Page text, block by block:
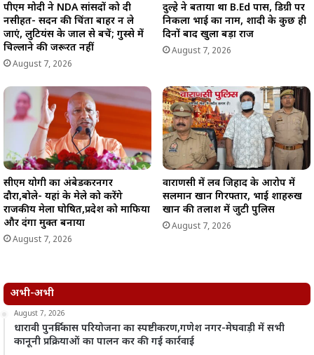
पीएम मोदी ने NDA सांसदों को दी
नसीहत- सदन की चिंता बाहर न ले
जाएं, लुटियंस के जाल से बचें; गुस्से में
चिल्लाने की जरूरत नहीं
August 7, 2026
दुल्हे ने बताया था B.Ed पास, डिग्री पर
निकला भाई का नाम, शादी के कुछ ही
दिनों बाद खुला बड़ा राज
August 7, 2026
सीएम योगी का अंबेडकरनगर
दौरा,बोले- यहां के मेले को करेंगे
राजकीय मेला घोषित,प्रदेश को माफिया
और दंगा मुक्त बनाया
August 7, 2026
वाराणसी में लव जिहाद के आरोप में
सलमान खान गिरफ्तार, भाई शाहरुख
खान की तलाश में जुटी पुलिस
August 7, 2026
अभी-अभी
August 7, 2026
धारावी पुनर्विकास परियोजना का स्पष्टीकरण,गणेश नगर-मेघवाड़ी में सभी
कानूनी प्रक्रियाओं का पालन कर की गई कार्रवाई